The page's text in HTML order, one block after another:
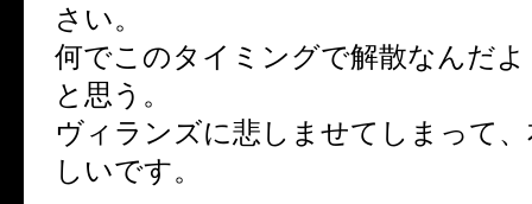
さい。
何でこのタイミングで解散なんだ
と思う。
ヴィランズに悲しませてしまって
しいです。